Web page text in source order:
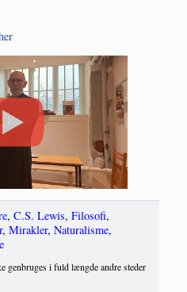
, C.S. Lewis, Filosofi,
, Mirakler, Naturalisme,
genbruges i fuld længde andre steder